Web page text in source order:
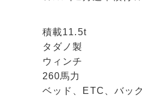
積載11.5t
タダノ製
ウィンチ
260馬力
ベッド、ETC、バッ